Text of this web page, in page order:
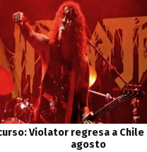
Violator regresa a Chile
agosto